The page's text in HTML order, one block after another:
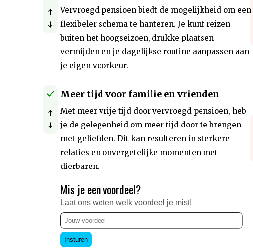
Vervroegd pensioen biedt de mogelijkheid om een
flexibeler schema te hanteren. Je kunt reizen
buiten het hoogseizoen, drukke plaatsen
vermijden en je dagelijkse routine aanpassen aan
je eigen voorkeur.
Meer tijd voor familie en vrienden
Met meer vrije tijd door vervroegd pensioen, heb
je de gelegenheid om meer tijd door te brengen
met geliefden. Dit kan resulteren in sterkere
relaties en onvergetelijke momenten met
dierbaren.
Mis je een voordeel?
Laat ons weten welk voordeel je mist!
Insturen